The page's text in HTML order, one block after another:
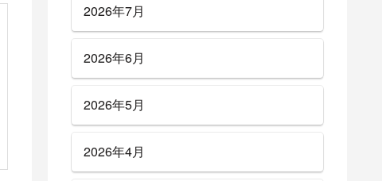
2026年7月
2026年6月
2026年5月
2026年4月